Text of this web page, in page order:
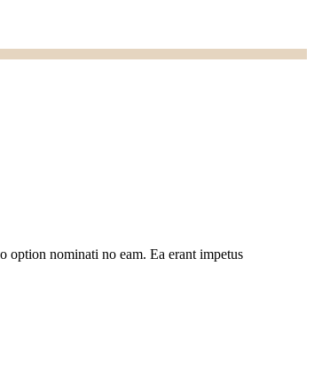
option nominati no eam. Ea erant impetus